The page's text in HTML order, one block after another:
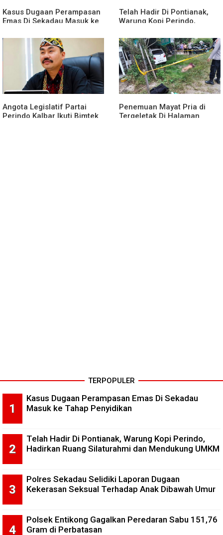
Kasus Dugaan Perampasan
Emas Di Sekadau Masuk ke
Telah Hadir Di Pontianak,
Warung Kopi Perindo,
dan Mendukung UMKM
Angota Legislatif Partai
Perindo Kalbar Ikuti Bimtek
Penemuan Mayat Pria di
Tergeletak Di Halaman
TERPOPULER
Kasus Dugaan Perampasan Emas Di Sekadau
Masuk ke Tahap Penyidikan
Telah Hadir Di Pontianak, Warung Kopi Perindo,
Hadirkan Ruang Silaturahmi dan Mendukung UMKM
Polres Sekadau Selidiki Laporan Dugaan
Kekerasan Seksual Terhadap Anak Dibawah Umur
Polsek Entikong Gagalkan Peredaran Sabu 151,76
Gram di Perbatasan